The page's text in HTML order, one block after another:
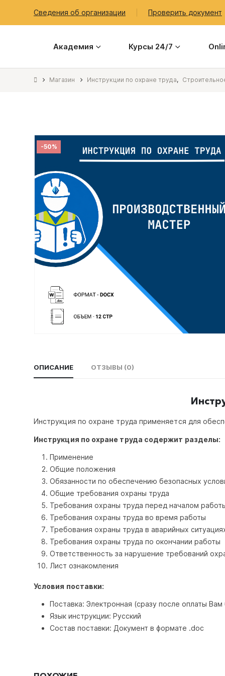
Сведения об организации Проверить документ
Академия Курсы 24/7
Магазин Инструкции по охране труда,
-50%
ОПИСАНИЕ ОТЗЫВЫ (0)
Инструкция по охране труда применяется для
Инструкция по охране труда содержит разделы:
Применение
Общие положения
Обязанности по обеспечению безопасных
Общие требования охраны труда
Требования охраны труда перед началом
Требования охраны труда во время работы
Требования охраны труда в аварийных
Требования охраны труда по окончании работы
Ответственность за нарушение требований
Лист ознакомления
Условия поставки:
Поставка: Электронная (сразу после оплаты
Язык инструкции: Русский
Состав поставки: Документ в формате .doc